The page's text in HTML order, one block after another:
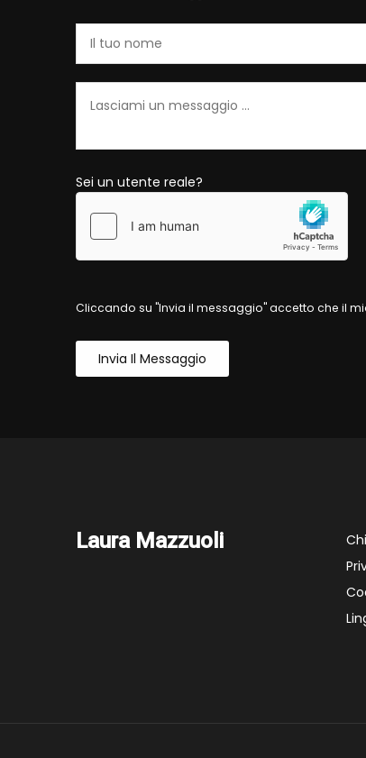
Sei un utente reale?
Cliccando su "Invia il messaggio" accetto che il
Invia Il Messaggio
Laura Mazzuoli